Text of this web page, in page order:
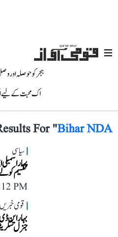
ہجر کو حوصلہ اور
اک محبت کے لیے
For "Bihar NDA
سیاسی
بہار
تقسیم
PM
قومی خبریں
بہار این
جنرل